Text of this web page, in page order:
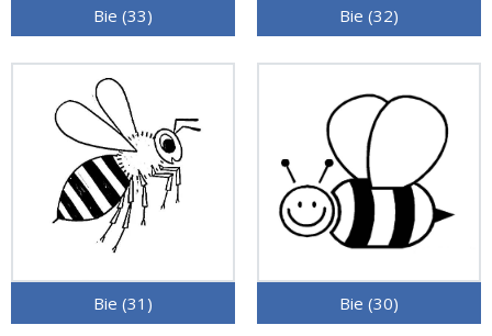
Bie (33) Bie (32)
Bie (31) Bie (30)